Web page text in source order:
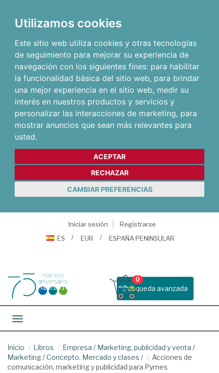
Utilizamos cookies
Este sitio web utiliza cookies y otras tecnologías
de seguimiento para mejorar su experiencia de
navegación con los siguientes fines: para habilitar
la funcionalidad básica del sitio web, para brindar
una mejor experiencia en el sitio web, medir su
interés en nuestros productos y servicios y
personalizar las interacciones de marketing, para
mostrar anuncios que sean más relevantes para
usted.
ACEPTAR
RECHAZAR
CAMBIAR PREFERENCIAS
Iniciar sesión
Registrarse
ES
EUR ESPAÑA PENINSULAR
Busqueda avanzada
0
Toggle navigation
Inicio Libros Empresa / Marketing, publicidad y venta /
Marketing/Concepto. Mercado y clases /
Acciones de
comunicación, marketing y publicidad para Pymes